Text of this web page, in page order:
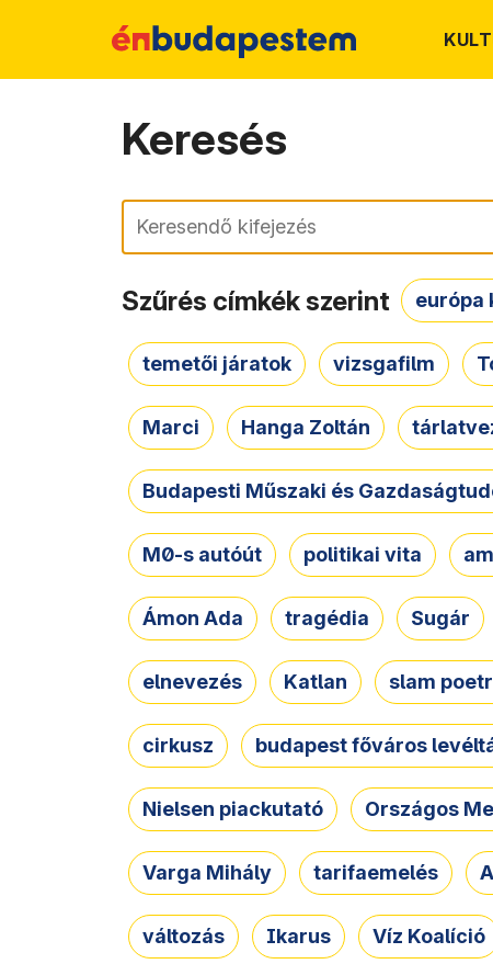
Keresés
Keresés
Szűrés címkék szerint európa
temetői járatok vizsgafilm
Marci Hanga Zoltán
Budapesti Műszaki és
M0-s autóút politikai vita
Ámon Ada tragédia Sugár
elnevezés Katlan slam
cirkusz budapest főváros
Nielsen piackutató Országos
Varga Mihály tarifaemelés
változás Ikarus Víz Koalíció